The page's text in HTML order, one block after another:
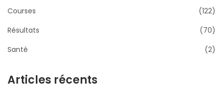
Courses
(122)
Résultats
(70)
Santé
(2)
Articles récents